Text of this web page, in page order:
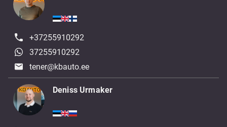
+37255910292
37255910292
tener@kbauto.ee
Deniss Urmaker